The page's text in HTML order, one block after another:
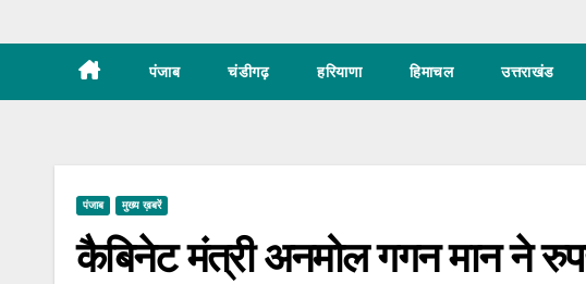
पंजाब चंडीगढ़ हरियाणा हिमाचल उत्तराखंड
पंजाब मुख्य ख़बरें
कैबिनेट मंत्री अनमोल गगन मान